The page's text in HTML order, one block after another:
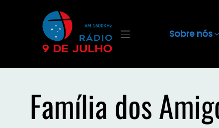
Sobre nós
Família dos